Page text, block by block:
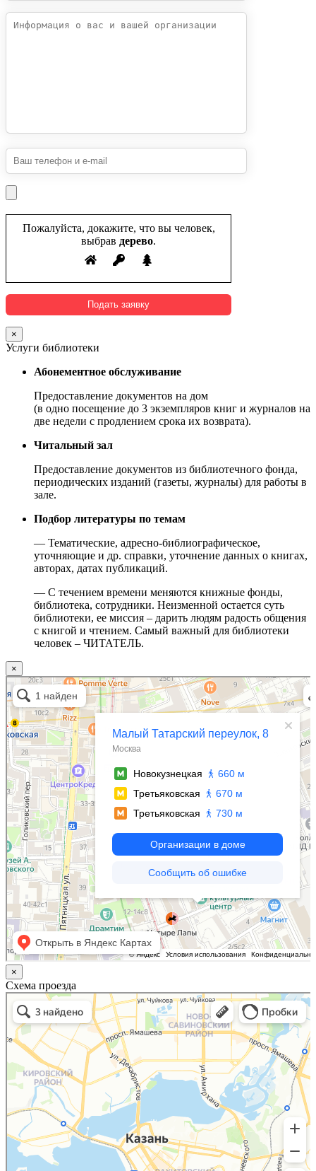
Пожалуйста, докажите, что вы человек,
выбрав дерево.
×
Услуги библиотеки
Абонементное обслуживание
Предоставление документов на дом
(в одно посещение до 3 экземпляров книг и журналов на
две недели с продлением срока их возврата).
Читальный зал
Предоставление документов из библиотечного фонда,
периодических изданий (газеты, журналы) для работы в
зале.
Подбор литературы по темам
— Тематические, адресно-библиографическое,
уточняющие и др. справки, уточнение данных о книгах,
авторах, датах публикаций.
— С течением времени меняются книжные фонды,
библиотека, сотрудники. Неизменной остается суть
библиотеки, ее миссия – дарить людям радость общения
с книгой и чтением. Самый важный для библиотеки
человек – ЧИТАТЕЛЬ.
×
Москва
Малый Татарский переулок, 8 на карте Москвы, ближайшее метро Новокузнецкая —
Яндекс.Карты
×
Схема проезда
Казань
Малый Татарский переулок, 8 на карте Москвы, ближайшее метро Новокузнецкая —
Яндекс.Карты